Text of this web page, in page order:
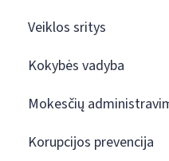
Veiklos sritys
Kokybės vadyba
Mokesčių
Korupcijos prevencija